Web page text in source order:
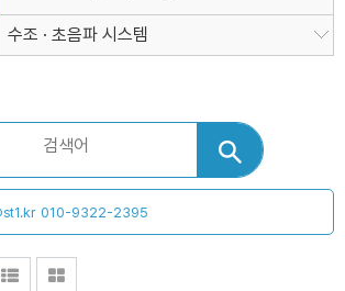
수조 · 초음파 시스템
010-9322-2395